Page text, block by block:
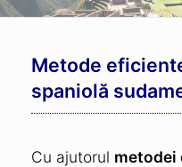
Metode
spaniolă
Cu ajutorul metodei